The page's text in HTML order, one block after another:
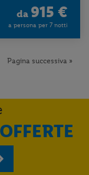
da 915 €
a persona per 7 notti
Pagina successiva »